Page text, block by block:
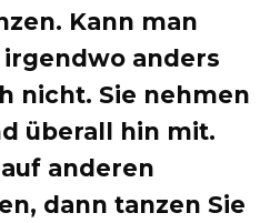
Kann man
anders
nicht. Sie nehmen
überall hin mit.
anderen
dann tanzen Sie